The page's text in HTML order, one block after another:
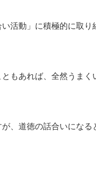
活動」に積極的に取り
もあれば、全然うまく
、道徳の話合いにな